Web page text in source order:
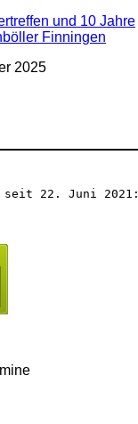
und 10 Jahre
Finningen
2025
seit 22. Juni 2021: